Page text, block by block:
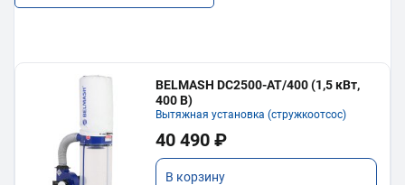
BELMASH DC2500-AT/400 (1,5 кВт,
400 В)
Вытяжная установка (стружкоотсос)
40 490 ₽
В корзину